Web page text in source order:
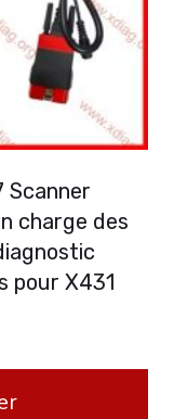
Scanner
charge des
pour X431